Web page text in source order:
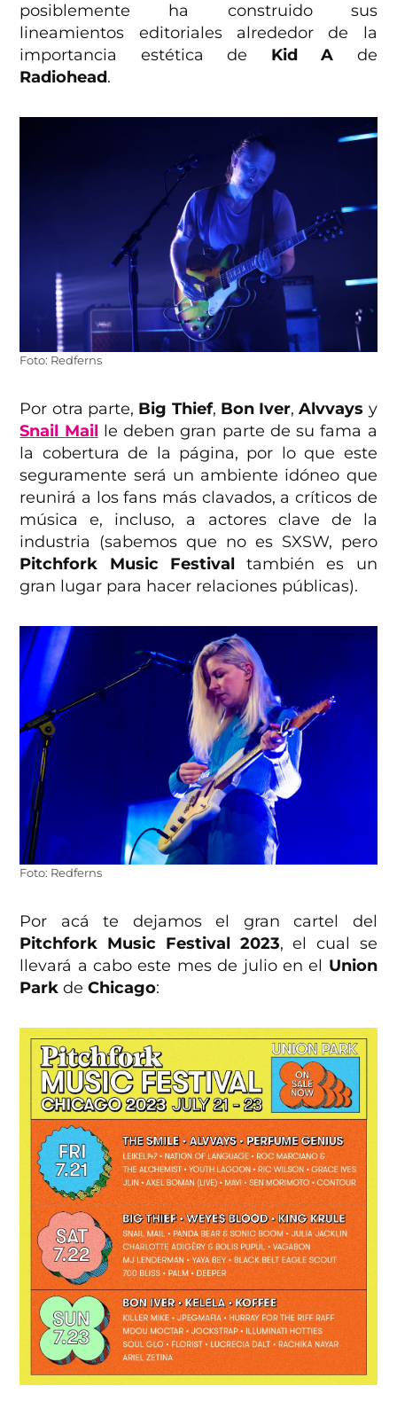
posiblemente ha construido sus
lineamientos editoriales alrededor de la
importancia estética de Kid A de
Radiohead.
Foto: Redferns
Por otra parte, Big Thief, Bon Iver,Alvvays y
Snail Mail le deben gran parte de su fama a
la cobertura de la página, por lo que este
seguramente será un ambiente idóneo que
reunirá a los fans más clavados, a críticos de
música e, incluso, a actores clave de la
industria (sabemos que no es SXSW, pero
Pitchfork Music Festival también es un
gran lugar para hacer relaciones públicas).
Foto: Redferns
Por acá te dejamos el gran cartel del
Pitchfork Music Festival 2023, el cual se
llevará a cabo este mes de julio en el Union
Park deChicago: